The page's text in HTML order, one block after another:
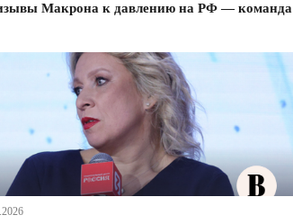
Макрона к давлению на РФ — команда